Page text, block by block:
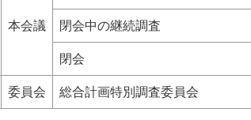
本会議 閉会中の継続調査
閉会
委員会 総合計画特別調査委員会